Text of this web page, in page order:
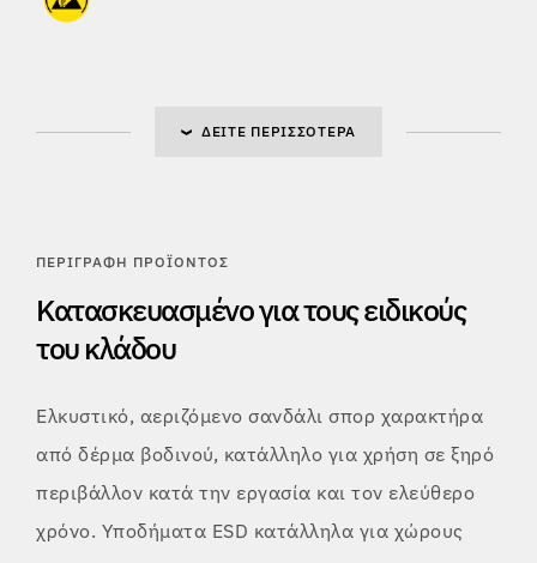
ΔΕΊΤΕ ΠΕΡΙΣΣΌΤΕΡΑ
ΠΕΡΙΓΡΑΦΉ ΠΡΟΪΌΝΤΟΣ
Κατασκευασμένο για τους ειδικούς
του κλάδου
Ελκυστικό, αεριζόμενο σανδάλι σπορ χαρακτήρα
από δέρμα βοδινού, κατάλληλο για χρήση σε ξηρό
περιβάλλον κατά την εργασία και τον ελεύθερο
χρόνο. Υποδήματα ESD κατάλληλα για χώρους